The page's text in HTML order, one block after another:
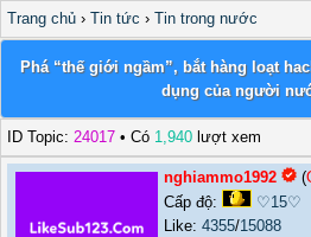
Trang chủ › Tin tức › Tin trong nước
Phá “thế giới ngầm”, bắt hàng loạt
dụng của người
ID Topic: 24017 • Có 1,940 lượt xem
nghiammo1992 (
Cấp độ:
♡15♡
Like: 4355/15088